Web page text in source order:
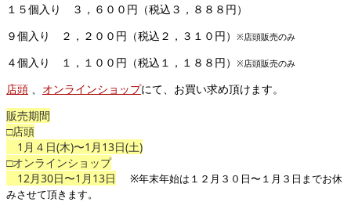
１５個入り ３，６００円（税込３，８８８円）
９個入り ２，２００円（税込２，３１０円）
※店頭販売のみ
４個入り １，１００円（税込１，１８８円） ※店頭販売のみ
店頭 オンラインショップにて、お買い求め頂けます。
販売期間
□店頭
1月４日(木)〜1月13日(土)
□オンラインショップ
12月30日〜1月13日
※年末年始は １２月３０日〜１月３日までお休
みさせて頂きます。